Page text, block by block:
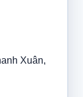
Xuân,